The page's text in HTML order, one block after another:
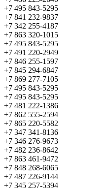
+7 495 843-5295
+7 841 232-9837
+7 342 255-4187
+7 863 320-1015
+7 495 843-5295
+7 491 220-2949
+7 846 255-1597
+7 845 294-6847
+7 869 277-7105
+7 495 843-5295
+7 495 843-5295
+7 481 222-1386
+7 862 555-2594
+7 865 220-5582
+7 347 341-8136
+7 346 276-9673
+7 482 236-8642
+7 863 461-9472
+7 848 268-6065
+7 487 226-9144
+7 345 257-5394